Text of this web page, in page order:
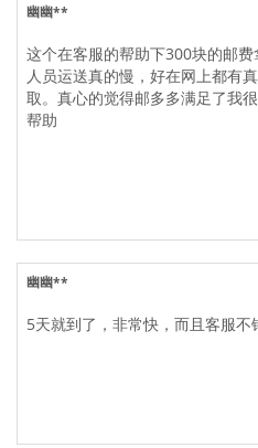
幽幽**
这个在客服的帮助下300块的邮
人员运送真的慢，好在网上都有
取。真心的觉得邮多多满足了我
帮助
幽幽**
5天就到了，非常快，而且客服不